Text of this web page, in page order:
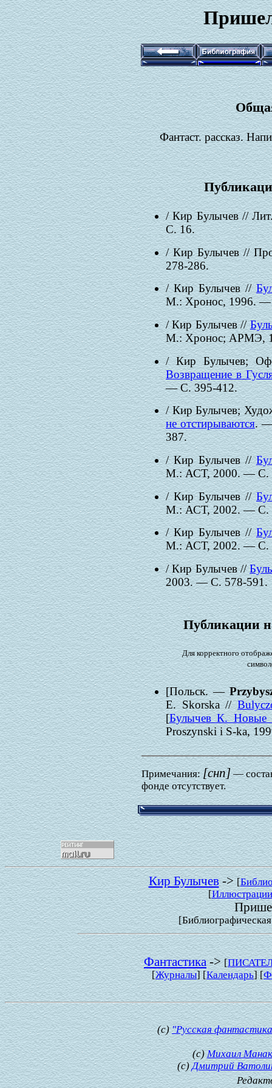
Фантаст. рассказ.
/ Кир Булычев //
С. 16.
/ Кир Булычев //
278-286.
/ Кир Булычев //
М.: Хронос, 1996. —
/ Кир Булычев //
М.: Хронос; АРМЭ,
/ Кир Булычев;
Возвращение в
— С. 395-412.
/ Кир Булычев;
не отстирываются. —
387.
/ Кир Булычев //
М.: АСТ, 2000. — С.
/ Кир Булычев //
М.: АСТ, 2002. — С.
/ Кир Булычев //
М.: АСТ, 2002. — С.
/ Кир Булычев //
2003. — С. 578-591.
Публикации
Для корректного
[Польск. —
E. Skorska //
[Булычев К. Новые
Proszynski i S-ka,
Примечания:[снп]—
фонде отсутствует.
Кир Булычев->[
[Иллюстрации
Фантастика->[
[Журналы] [Календарь] [
(с)"Русская
(с)Михаил
(с)Дмитрий